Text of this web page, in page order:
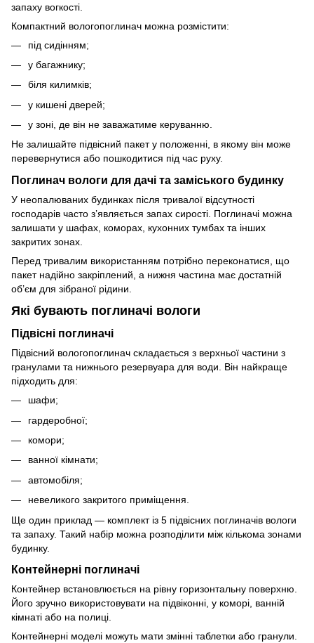
запаху вогкості.
Компактний вологопоглинач можна розмістити:
під сидінням;
у багажнику;
біля килимків;
у кишені дверей;
у зоні, де він не заважатиме керуванню.
Не залишайте підвісний пакет у положенні, в якому він може
перевернутися або пошкодитися під час руху.
Поглинач вологи для дачі та заміського будинку
У неопалюваних будинках після тривалої відсутності
господарів часто з’являється запах сирості. Поглиначі можна
залишати у шафах, коморах, кухонних тумбах та інших
закритих зонах.
Перед тривалим використанням потрібно переконатися, що
пакет надійно закріплений, а нижня частина має достатній
об’єм для зібраної рідини.
Які бувають поглиначі вологи
Підвісні поглиначі
Підвісний вологопоглинач складається з верхньої частини з
гранулами та нижнього резервуара для води. Він найкраще
підходить для:
шафи;
гардеробної;
комори;
ванної кімнати;
автомобіля;
невеликого закритого приміщення.
Ще один приклад — комплект із 5 підвісних поглиначів вологи
та запаху. Такий набір можна розподілити між кількома зонами
будинку.
Контейнерні поглиначі
Контейнер встановлюється на рівну горизонтальну поверхню.
Його зручно використовувати на підвіконні, у коморі, ванній
кімнаті або на полиці.
Контейнерні моделі можуть мати змінні таблетки або гранули.